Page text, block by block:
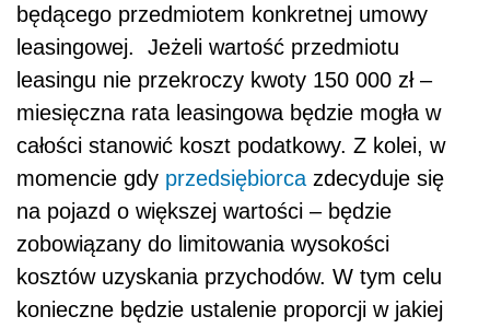
będącego przedmiotem konkretnej umowy
leasingowej. Jeżeli wartość przedmiotu
leasingu nie przekroczy kwoty 150 000 zł –
miesięczna rata leasingowa będzie mogła w
całości stanowić koszt podatkowy. Z kolei, w
momencie gdy przedsiębiorca zdecyduje się
na pojazd o większej wartości – będzie
zobowiązany do limitowania wysokości
kosztów uzyskania przychodów. W tym celu
konieczne będzie ustalenie proporcji w jakiej